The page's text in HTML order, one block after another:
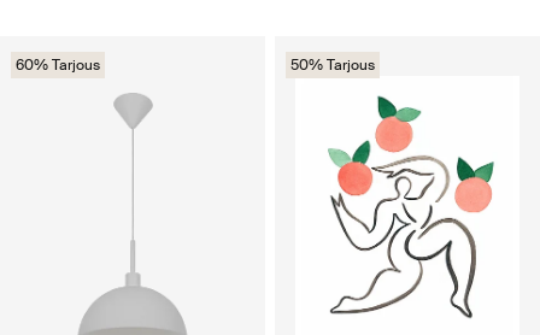
60% Tarjous 50% Tarjous